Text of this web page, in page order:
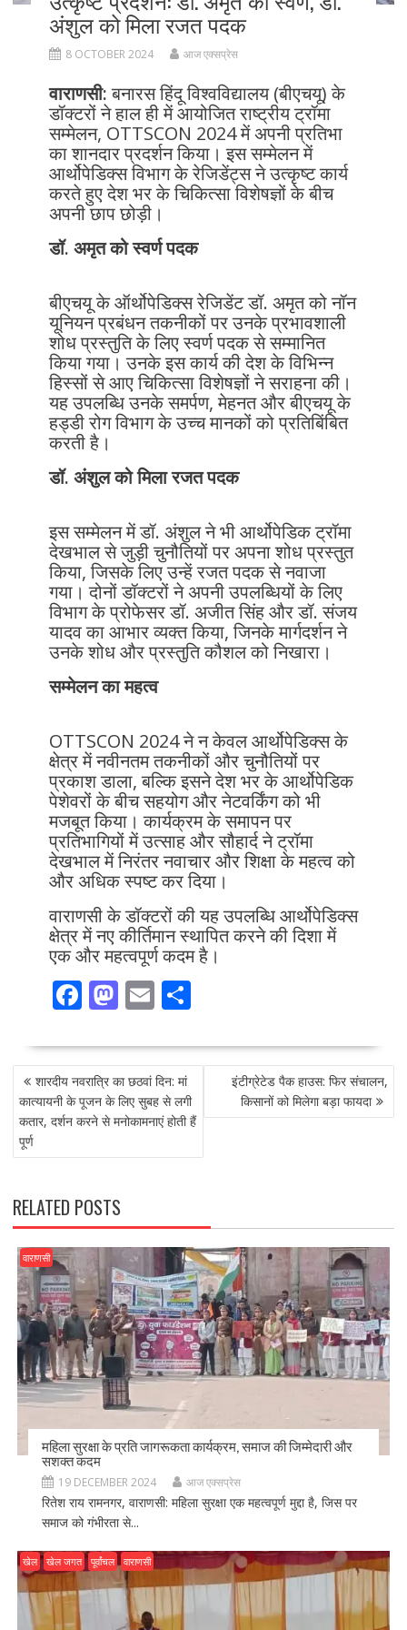
अंशुल को मिला रजत पदक
8 OCTOBER 2024 आज एक्सप्रेस
वाराणसी:बनारस हिंदू विश्वविद्यालय (बीएचयू) के
डॉक्टरों ने हाल ही में आयोजित राष्ट्रीय ट्रॉमा
सम्मेलन, OTTSCON 2024 में अपनी प्रतिभा
का शानदार प्रदर्शन किया। इस सम्मेलन में
आर्थोपेडिक्स विभाग के रेजिडेंट्स ने उत्कृष्ट कार्य
करते हुए देश भर के चिकित्सा विशेषज्ञों के बीच
अपनी छाप छोड़ी।
डॉ. अमृत को स्वर्ण पदक
बीएचयू के ऑर्थोपेडिक्स रेजिडेंट डॉ. अमृत को नॉन
यूनियन प्रबंधन तकनीकों पर उनके प्रभावशाली
शोध प्रस्तुति के लिए स्वर्ण पदक से सम्मानित
किया गया। उनके इस कार्य की देश के विभिन्न
हिस्सों से आए चिकित्सा विशेषज्ञों ने सराहना की।
यह उपलब्धि उनके समर्पण, मेहनत और बीएचयू के
हड्डी रोग विभाग के उच्च मानकों को प्रतिबिंबित
करती है।
डॉ. अंशुल को मिला रजत पदक
इस सम्मेलन में डॉ. अंशुल ने भी आर्थोपेडिक ट्रॉमा
देखभाल से जुड़ी चुनौतियों पर अपना शोध प्रस्तुत
किया, जिसके लिए उन्हें रजत पदक से नवाजा
गया। दोनों डॉक्टरों ने अपनी उपलब्धियों के लिए
विभाग के प्रोफेसर डॉ. अजीत सिंह और डॉ. संजय
यादव का आभार व्यक्त किया, जिनके मार्गदर्शन ने
उनके शोध और प्रस्तुति कौशल को निखारा।
सम्मेलन का महत्व
OTTSCON 2024 ने न केवल आर्थोपेडिक्स के
क्षेत्र में नवीनतम तकनीकों और चुनौतियों पर
प्रकाश डाला, बल्कि इसने देश भर के आर्थोपेडिक
पेशेवरों के बीच सहयोग और नेटवर्किंग को भी
मजबूत किया। कार्यक्रम के समापन पर
प्रतिभागियों में उत्साह और सौहार्द ने ट्रॉमा
देखभाल में निरंतर नवाचार और शिक्षा के महत्व को
और अधिक स्पष्ट कर दिया।
वाराणसी के डॉक्टरों की यह उपलब्धि आर्थोपेडिक्स
क्षेत्र में नए कीर्तिमान स्थापित करने की दिशा में
एक और महत्वपूर्ण कदम है।
F
e
b
o
k
M
to
d
o
E
ai
l
S
ar
POST
NAVIGATION
शारदीय नवरात्रि का छठवां दिन: मां
कात्यायनी के पूजन के लिए सुबह से लगी
कतार, दर्शन करने से मनोकामनाएं होती हैं
पूर्ण
इंटीग्रेटेड पैक हाउस: फिर संचालन,
किसानों को मिलेगा बड़ा फायदा
RELATED POSTS
वाराणसी
महिला सुरक्षा के प्रति जागरूकता कार्यक्रम, समाज की जिम्मेदारी और
सशक्त कदम
19 DECEMBER 2024 आज एक्सप्रेस
रितेश राय रामनगर, वाराणसी: महिला सुरक्षा एक महत्वपूर्ण मुद्दा है, जिस पर
समाज को गंभीरता से...
खेल खेल जगत पूर्वांचल वाराणसी